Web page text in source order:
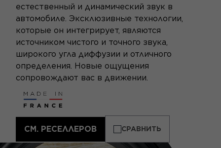
естественный и динамический звук в
автомобиле. Эксклюзивные технологии,
которые он интегрирует, являются
источником чистого и точного звука,
широкого угла диффузии и отличного
определения. Новые ощущения
сопровождают вас в движении.
СМ. РЕСЕЛЛЕРОВ СРАВНИТЬ